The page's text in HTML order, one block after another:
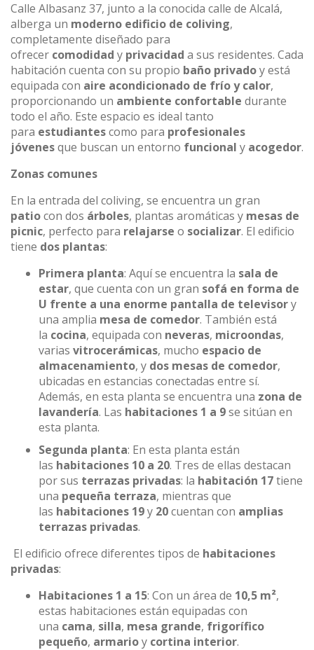
Calle Albasanz 37, junto a la conocida calle de Alcalá,
alberga un moderno edificio de coliving,
completamente diseñado para
ofrecer comodidad y privacidad a sus residentes. Cada
habitación cuenta con su propio baño privadoy está
equipada con aire acondicionado de frío y calor,
proporcionando un ambiente confortable durante
todo el año. Este espacio es ideal tanto
para estudiantescomo para profesionales
jóvenesque buscan un entorno funcional y acogedor.
Zonas comunes
En la entrada del coliving, se encuentra un gran
patiocon dos árboles, plantas aromáticas y mesas de
picnic, perfecto para relajarse o socializar. El edificio
tiene dos plantas:
Primera planta: Aquí se encuentra la sala de
estar, que cuenta con un gran sofá en forma de
U frente a una enorme pantalla de televisory
una amplia mesa de comedor. También está
la cocina, equipada con neveras, microondas,
varias vitrocerámicas, mucho espacio de
almacenamiento, y dos mesas de comedor,
ubicadas en estancias conectadas entre sí.
Además, en esta planta se encuentra una zona de
lavandería. Las habitaciones 1 a 9se sitúan en
esta planta.
Segunda planta: En esta planta están
las habitaciones 10 a 20. Tres de ellas destacan
por sus terrazas privadas: la habitación 17tiene
una pequeña terraza, mientras que
las habitaciones 19y 20cuentan con amplias
terrazas privadas.
El edificio ofrece diferentes tipos de habitaciones
privadas:
Habitaciones 1 a 15: Con un área de 10,5 m²,
estas habitaciones están equipadas con
una cama, silla, mesa grande, frigorífico
pequeño, armarioy cortina interior.